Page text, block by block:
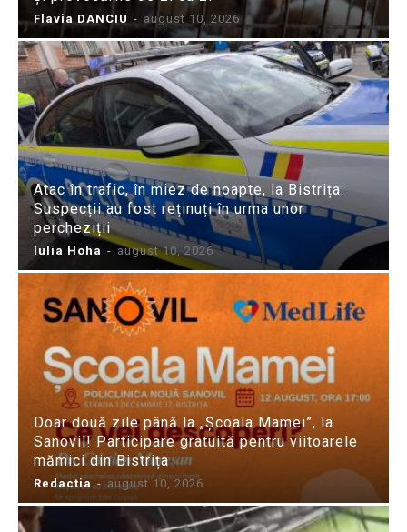
Flavia DANCIU - august 10, 2026
Atac în trafic, în miez de noapte, la Bistrița:
Suspecții au fost reținuți în urma unor
percheziții
Iulia Hoha - august 10, 2026
Doar două zile până la „Școala Mamei”, la
Sanovil! Participare gratuită pentru viitoarele
mămici din Bistrița
Redactia - august 10, 2026